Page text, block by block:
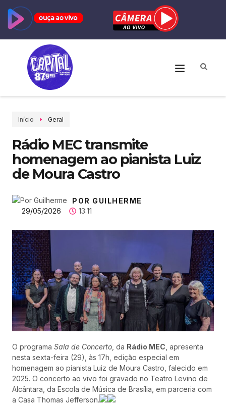
Início Geral
Rádio MEC transmite
homenagem ao pianista Luiz
de Moura Castro
POR GUILHERME
29/05/2026
13:11
O programa Sala de Concerto , da Rádio MEC , apresenta
nesta sexta-feira (29), às 17h, edição especial em
homenagem ao pianista Luiz de Moura Castro, falecido em
2025. O concerto ao vivo foi gravado no Teatro Levino de
Alcântara, da Escola de Música de Brasília, em parceria com
a Casa Thomas Jefferson.